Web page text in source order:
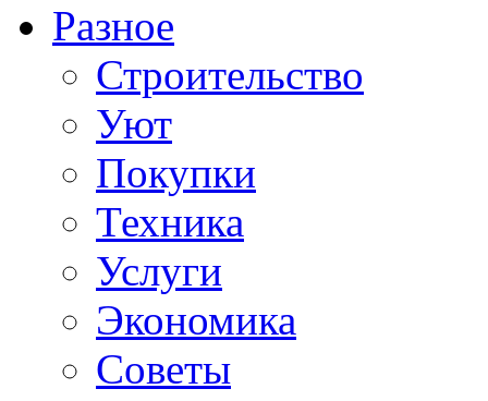
Разное
Строительство
Уют
Покупки
Техника
Услуги
Экономика
Советы